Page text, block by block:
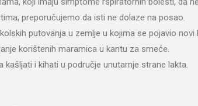
preporučujemo da isti ne dolaze na posao.
putovanja u zemlje u kojima se pojavio novi
korištenih maramica u kantu za smeće.
i kihati u područje unutarnje strane lakta.